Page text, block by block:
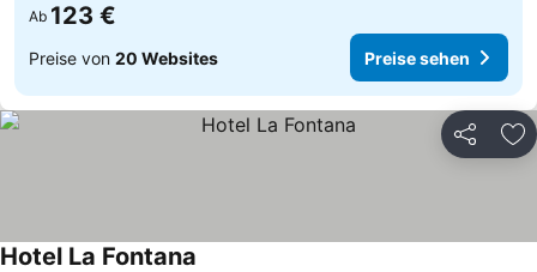
Ab 123 €
Preise von 20 Websites Preise sehen
Teilen
Hotel La Fontana